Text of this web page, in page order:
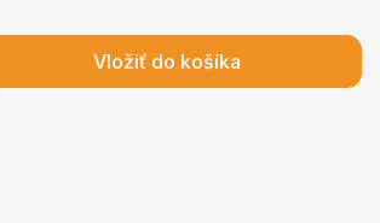
Vložiť do košíka